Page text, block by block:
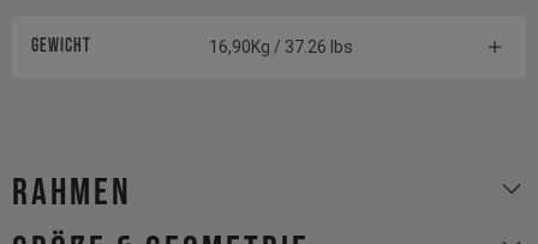
Gewicht 16,90Kg / 37.26 lbs
Rahmen